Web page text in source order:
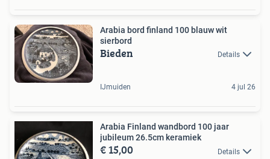
Arabia bord finland 100 blauw wit
sierbord
Bieden Details
IJmuiden 4 jul 26
Arabia Finland wandbord 100 jaar
jubileum 26.5cm keramiek
€ 15,00 Details